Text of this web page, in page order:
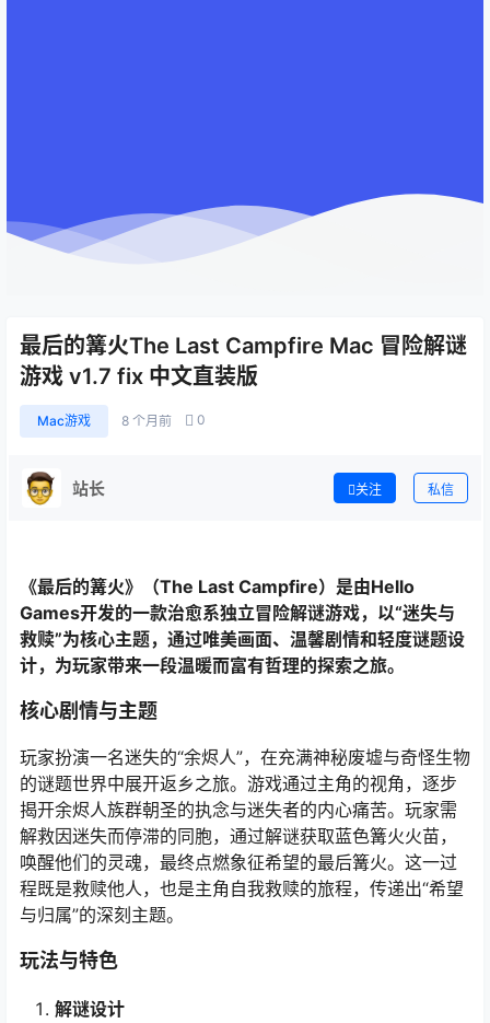
最后的篝火The Last Campfire Mac 冒险解谜
游戏 v1.7 fix 中文直装版
Mac游戏 8 个月前 0
站长 关注 私信
《最后的篝火》（The Last Campfire）是由Hello
Games开发的一款治愈系独立冒险解谜游戏，以“迷失与
救赎”为核心主题，通过唯美画面、温馨剧情和轻度谜题设
计，为玩家带来一段温暖而富有哲理的探索之旅。
核心剧情与主题
玩家扮演一名迷失的“余烬人”，在充满神秘废墟与奇怪生物
的谜题世界中展开返乡之旅。游戏通过主角的视角，逐步
揭开余烬人族群朝圣的执念与迷失者的内心痛苦。玩家需
解救因迷失而停滞的同胞，通过解谜获取蓝色篝火火苗，
唤醒他们的灵魂，最终点燃象征希望的最后篝火。这一过
程既是救赎他人，也是主角自我救赎的旅程，传递出“希望
与归属”的深刻主题。
玩法与特色
解谜设计